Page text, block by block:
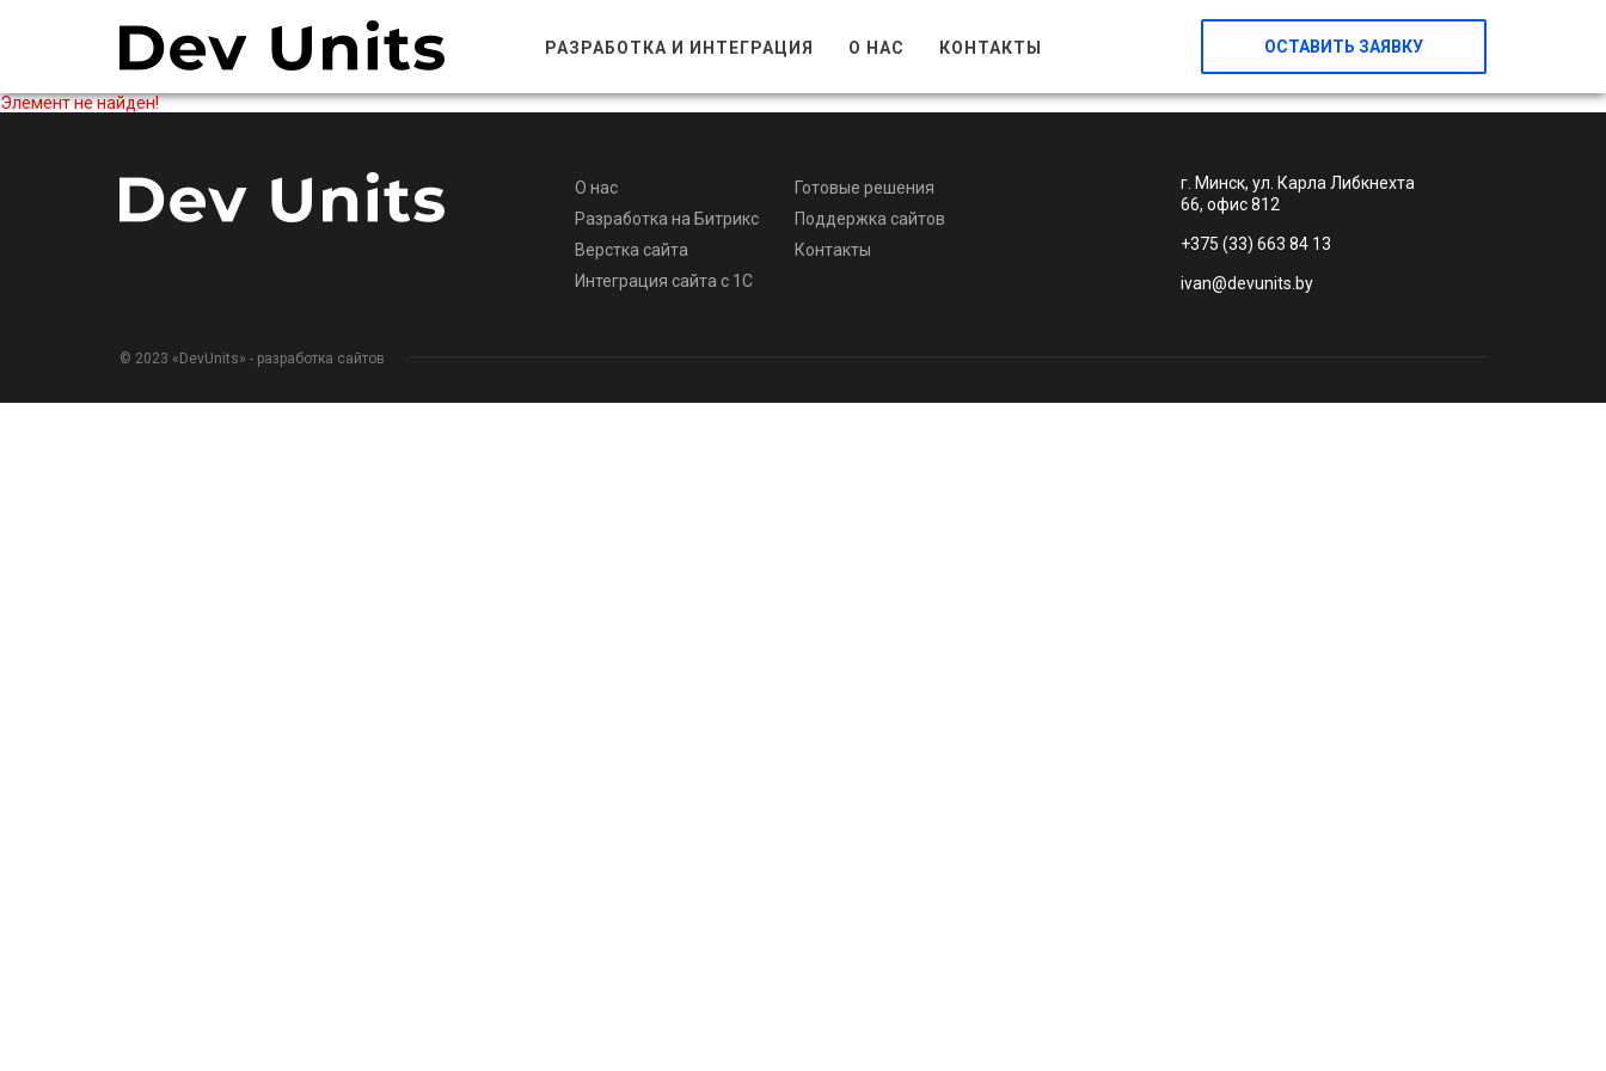
РАЗРАБОТКА И ИНТЕГРАЦИЯ О НАС КОНТАКТЫ ОСТАВИТЬ ЗАЯВКУ
Элемент не найден!
О нас
Разработка на Битрикс
Верстка сайта
Интеграция сайта с 1С
Готовые решения
Поддержка сайтов
Контакты
г. Минск, ул. Карла Либкнехта
66, офис 812
+375 (33) 663 84 13
ivan@devunits.by
© 2023 «DevUnits» - разработка сайтов